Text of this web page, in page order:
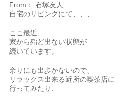
From： 石塚友人
自宅のリビングにて、、、
ここ最近、
家から殆ど出ない状態が
続いています。
余りにも出歩かないので、
リラックス出来る近所の喫茶店に
行ってみたり、